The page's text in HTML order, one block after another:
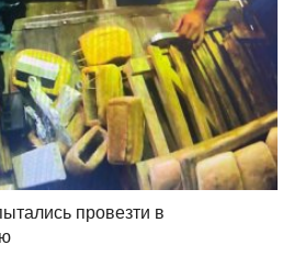
провезти в